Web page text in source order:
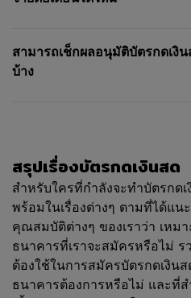
ก.ไวรัสหรือคุณสมบัติอื่นใดที่ก่อ
บริษัทให้บริการผ่านทางเว็บไ
ของ) เว็บไซต์ของผู้ให้บริการที่
เว็บไซต์ดังกล่าว หรือ
ข.เหตุสุดวิสัย เช่น การเกิดสง
ภัยธรรมชาติ ไม่ว่าในสถานก
ใดๆ บริษัทจะไม่มีความรับผิด
เสียหายพิเศษ ค่าเสียหายในเ
สามารถเช็กผลอนุมัติบัตรกดเงิ
บ้าง
สรุปเรื่องบัตรกดเงินสด
สำหรับใครที่กำลังจะทำบัตรกด
พร้อมในเรื่องต่างๆ ตามที่ได้แน
คุณสมบัติต่างๆ ของเราว่า เหม
ธนาคารที่เราจะสมัครหรือไม่ ร
ต้องใช้ในการสมัครบัตรกดเงิน
ธนาคารต้องการหรือไม่ และที่